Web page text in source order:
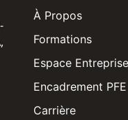
À Propos
Formations
Espace Entreprise
Encadrement PFE
Carrière